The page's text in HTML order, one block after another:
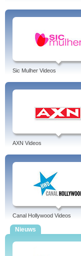
Sic Mulher Videos
AXN Videos
Canal Hollywood Videos
Nieuws